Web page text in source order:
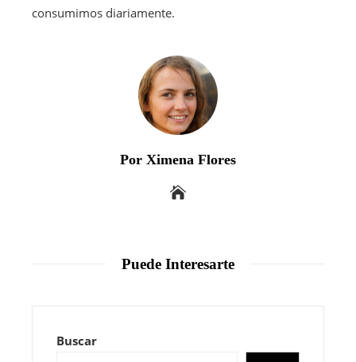
consumimos diariamente.
Por Ximena Flores
Puede Interesarte
Buscar